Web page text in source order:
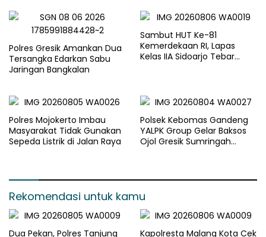
Polres Gresik Amankan Dua
Tersangka Edarkan Sabu
Jaringan Bangkalan
Sambut HUT Ke-81
Kemerdekaan RI, Lapas
Kelas IIA Sidoarjo Tebar
Polres Mojokerto Imbau
Masyarakat Tidak Gunakan
Sepeda Listrik di Jalan Raya
Polsek Kebomas Gandeng
YALPK Group Gelar Baksos
Ojol Gresik Sumringah
Rekomendasi untuk kamu
Dua Pekan, Polres Tanjung
Kapolresta Malang Kota Cek